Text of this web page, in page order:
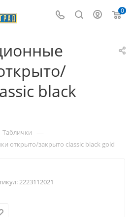
0
black
Таблички —
открыто/закрыто classic black gold
2223112021